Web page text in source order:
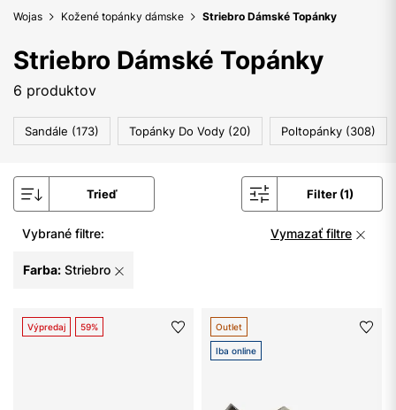
Wojas Kožené topánky dámske Striebro Dámské Topánky
Striebro Dámské Topánky
6 produktov
Sandále (173) Topánky Do Vody (20) Poltopánky (308)
Trieď Filter (1)
Vybrané filtre: Vymazať filtre
Farba: Striebro
Výpredaj 59% Outlet
Iba online